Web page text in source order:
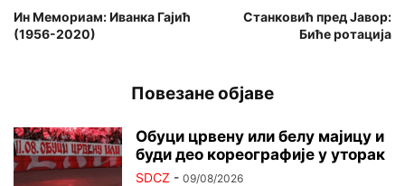
Ин Мемориам: Иванка Гајић
(1956-2020)
Станковић пред Јавор:
Биће ротација
Повезане објаве
Обуци црвену или белу мајицу и
буди део кореографије у уторак
SDCZ - 09/08/2026